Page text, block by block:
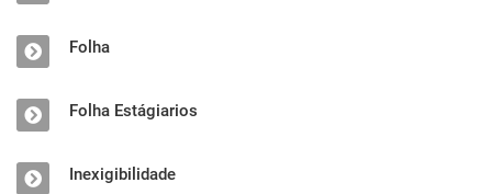
Folha
Folha Estágiarios
Inexigibilidade